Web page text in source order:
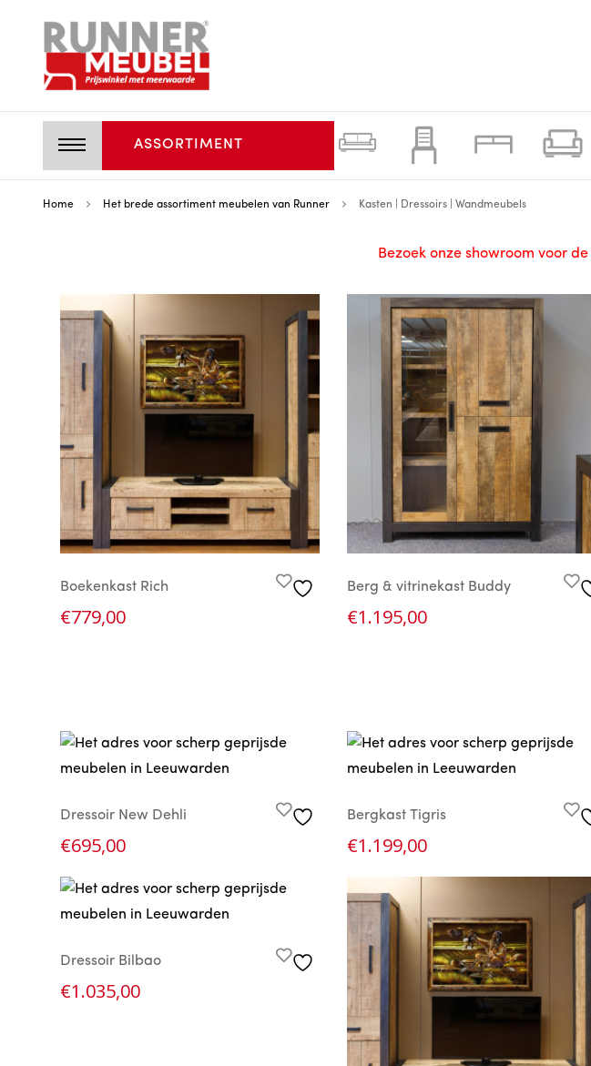
ASSORTIMENT
Home Het brede assortiment meubelen van Runner Kasten | Dressoirs | Wandmeubels
Bezoek onze showroom voor
Boekenkast Rich
€779,00
Berg & vitrinekast Buddy
€1.195,00
Dressoir New Dehli
€695,00
Bergkast Tigris
€1.199,00
Dressoir Bilbao
€1.035,00